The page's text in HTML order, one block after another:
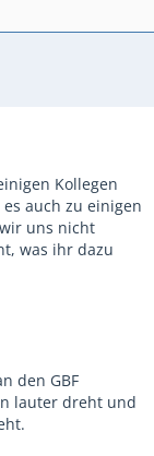
Kollegen
auch zu einigen
uns nicht
was ihr dazu
den GBF
lauter dreht und